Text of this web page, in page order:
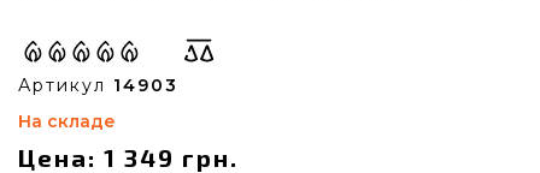
Артикул 14903
На складе
Цена: 1 349 грн.